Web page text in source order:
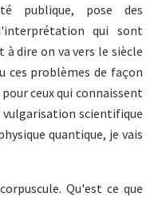
publique, pose des
qui sont
à dire on va vers le siècle
ces problèmes de façon
ceux qui connaissent
vulgarisation scientifique
quantique, je vais
Qu'est ce que